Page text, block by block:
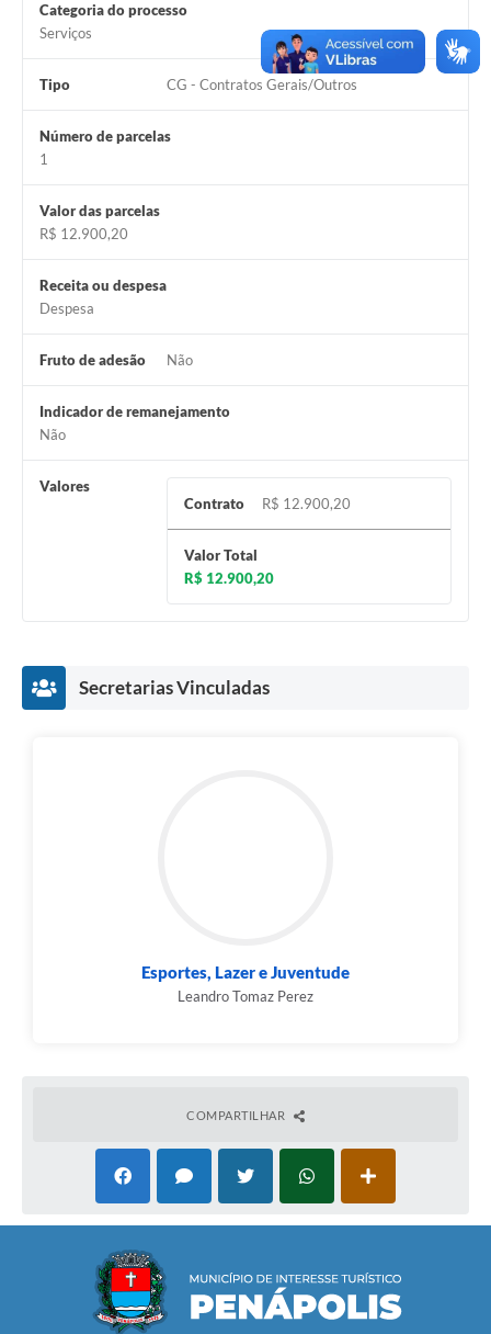
Categoria do processo
Serviços
Tipo CG - Contratos Gerais/Outros
Número de parcelas
1
Valor das parcelas
R$ 12.900,20
Receita ou despesa
Despesa
Fruto de adesão Não
Indicador de remanejamento
Não
Valores
Contrato
R$ 12.900,20
Valor Total
R$ 12.900,20
Secretarias Vinculadas
Esportes, Lazer e Juventude
Leandro Tomaz Perez
COMPARTILHAR